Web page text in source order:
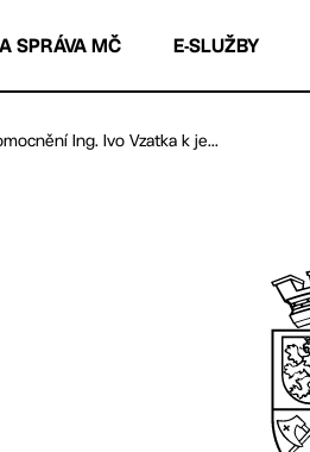
SPRÁVA MČ E-SLUŽBY
Ing. Ivo Vzatka k je...